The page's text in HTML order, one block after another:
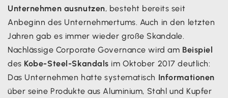
Unternehmen ausnutzen, besteht bereits seit
Anbeginn des Unternehmertums. Auch in den letzten
Jahren gab es immer wieder große Skandale.
Nachlässige Corporate Governance wird am Beispiel
des Kobe-Steel-Skandals im Oktober 2017 deutlich:
Das Unternehmen hatte systematisch Informationen
über seine Produkte aus Aluminium, Stahl und Kupfer